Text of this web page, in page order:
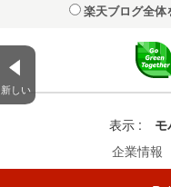
新しい
楽天ブログ全体
表示 :
企業情報